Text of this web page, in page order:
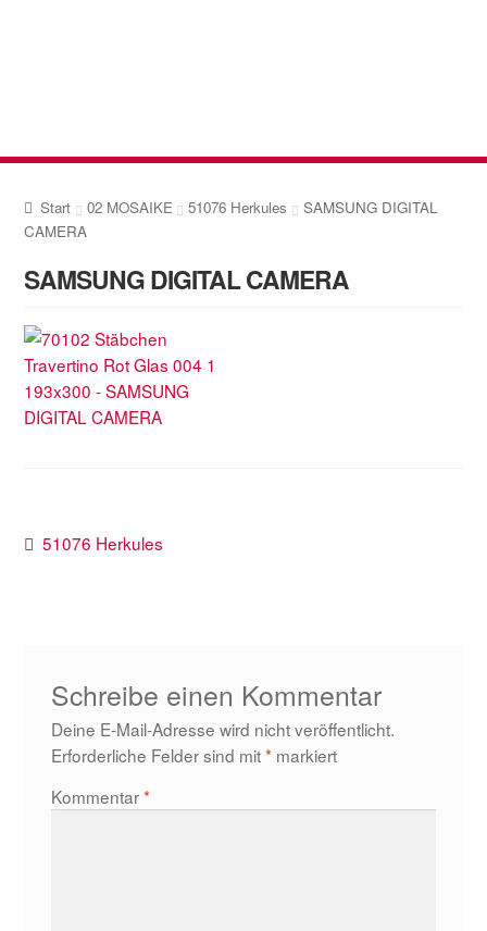
Start 02 MOSAIKE 51076 Herkules
SAMSUNG DIGITAL
CAMERA
SAMSUNG DIGITAL CAMERA
Beitragsnavigation
Vorheriger
51076 Herkules
Schreibe einen Kommentar
Deine E-Mail-Adresse wird nicht veröffentlicht.
Erforderliche Felder sind mit* markiert
Kommentar*